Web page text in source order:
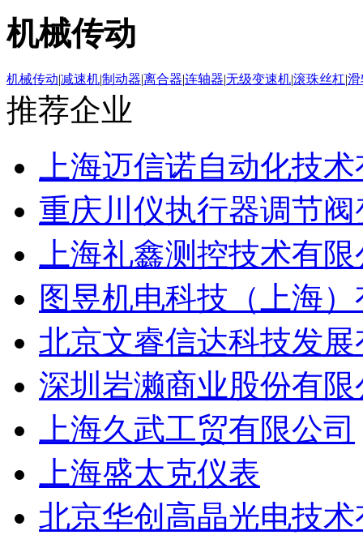
机械传动
机械传动|减速机|制动器|离合器|连轴器|无级变速机|滚珠丝杠|滑
推荐企业
上海迈信诺自动化技
重庆川仪执行器调节
上海礼鑫测控技术有
图昱机电科技（上海
北京文睿信达科技发
深圳岩濑商业股份有限
上海久武工贸有限公司
上海盛太克仪表
北京华创高晶光电技